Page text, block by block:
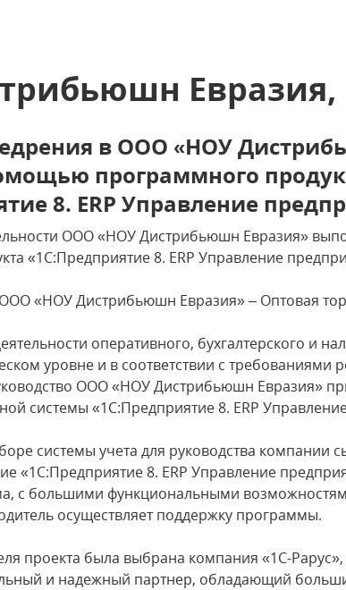
в ООО «НОУ
программного
8. ERP Управление
ООО «НОУ Дистрибьюшн Евразия»
«1С:Предприятие 8. ERP Управление
«НОУ Дистрибьюшн Евразия» – Оптовая
оперативного, бухгалтерского и
уровне и в соответствии с требованиями
ООО «НОУ Дистрибьюшн Евразия»
системы «1С:Предприятие 8. ERP
системы учета для руководства компании
«1С:Предприятие 8. ERP Управление
с большими функциональными
осуществляет поддержку программы.
проекта была выбрана компания «1С-Рарус»,
и надежный партнер, обладающий